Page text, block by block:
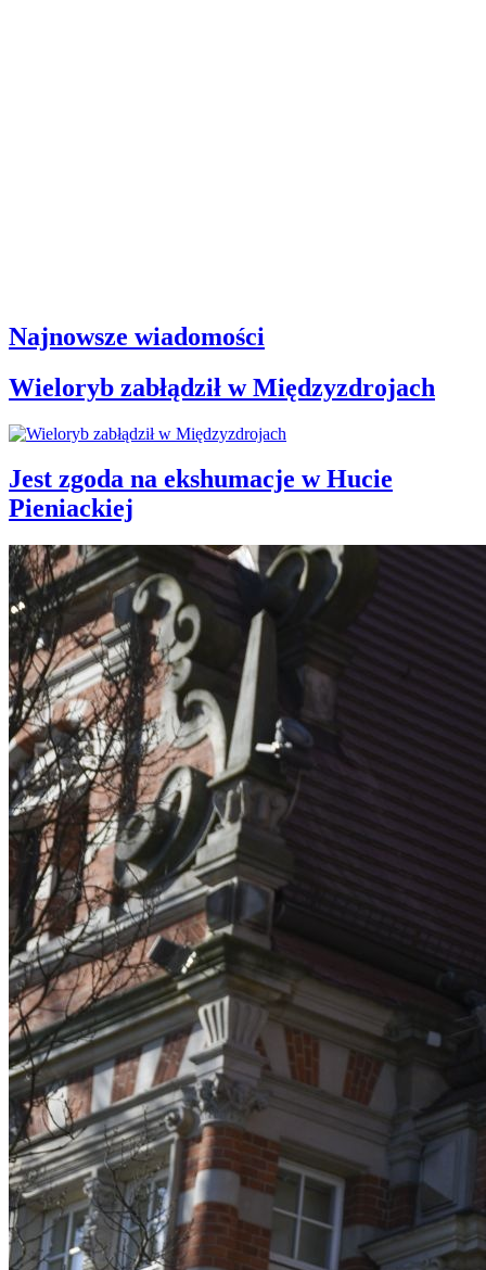
Najnowsze wiadomości
Wieloryb zabłądził w Międzyzdrojach
Jest zgoda na ekshumacje w Hucie
Pieniackiej